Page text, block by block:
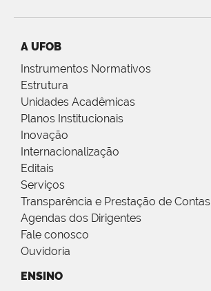
A UFOB
Instrumentos Normativos
Estrutura
Unidades Acadêmicas
Planos Institucionais
Inovação
Internacionalização
Editais
Serviços
Transparência e Prestação de Contas
Agendas dos Dirigentes
Fale conosco
Ouvidoria
ENSINO